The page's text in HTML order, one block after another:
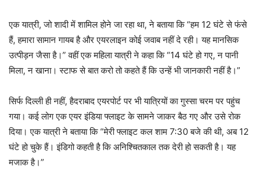
एक यात्री, जो शादी में शामिल होने जा रहा था, ने बताया कि “हम 12 घंटे से फंसे
हैं, हमारा सामान गायब है और एयरलाइन कोई जवाब नहीं दे रही। यह मानसिक
उत्पीड़न जैसा है।” वहीं एक महिला यात्री ने कहा कि “14 घंटे हो गए, न पानी
मिला, न खाना। स्टाफ से बात करो तो कहते हैं कि उन्हें भी जानकारी नहीं है।”
सिर्फ दिल्ली ही नहीं, हैदराबाद एयरपोर्ट पर भी यात्रियों का गुस्सा चरम पर पहुंच
गया। कई लोग एक एयर इंडिया फ्लाइट के सामने जाकर बैठ गए और उसे रोक
दिया। एक यात्री ने बताया कि “मेरी फ्लाइट कल शाम 7:30 बजे की थी, अब 12
घंटे हो चुके हैं। इंडिगो कहती है कि अनिश्चितकाल तक देरी हो सकती है। यह
मजाक है।”